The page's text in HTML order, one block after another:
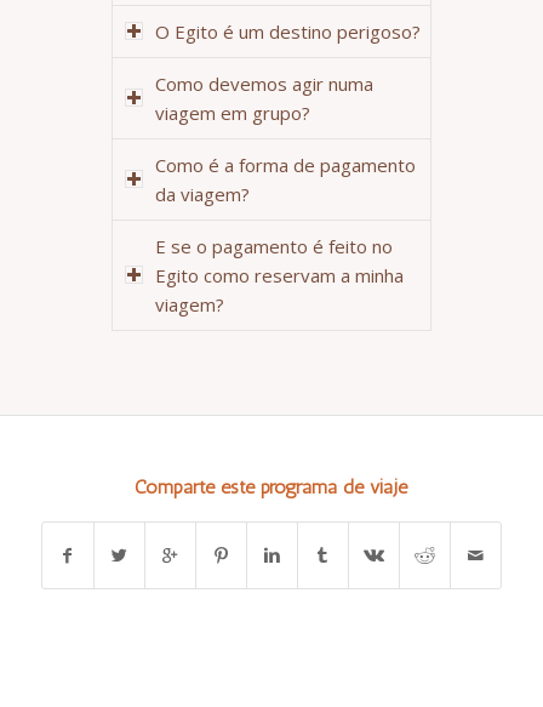
O Egito é um destino perigoso?
Como devemos agir numa
viagem em grupo?
Como é a forma de pagamento
da viagem?
E se o pagamento é feito no
Egito como reservam a minha
viagem?
Comparte este programa de viaje